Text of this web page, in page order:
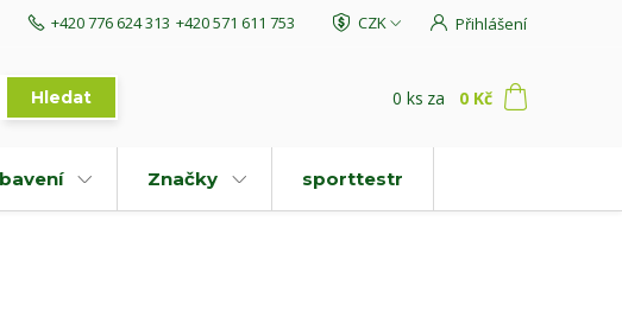
CZK Přihlášení
Hledat
+420 776 624 313 +420 571 611 753
0 ks za 0 Kč
Značky sporttestr